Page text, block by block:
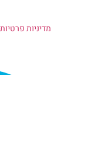
מדיניות פרטיות